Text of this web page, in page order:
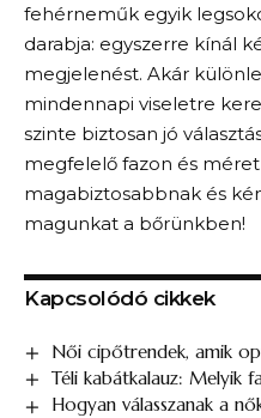
fehérneműk egyik
darabja: egyszerre kínál
megjelenést. Akár
mindennapi viseletre
szinte biztosan jó
megfelelő fazon és
magabiztosabbnak és
magunkat a bőrünkben!
Kapcsolódó cikkek
Női cipőtrendek, amik
Téli kabátkalauz: Melyik
Hogyan válasszanak a